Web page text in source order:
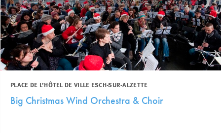
PLACE DE L’HÔTEL DE VILLE ESCH-SUR-ALZETTE
Big Christmas Wind Orchestra & Choir